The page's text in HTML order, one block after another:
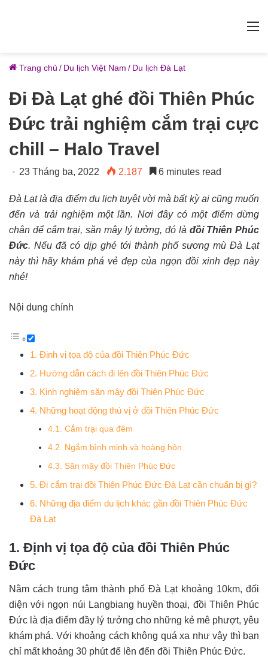
Trang chủ / Du lịch Việt Nam / Du lịch Đà Lạt
Đi Đà Lạt ghé đồi Thiên Phúc
Đức trải nghiệm cắm trại cực
chill – Halo Travel
23 Tháng ba, 2022 2.187 6 minutes read
Đà Lạt là địa điểm du lịch tuyệt vời mà bất kỳ ai cũng muốn
đến và trải nghiệm một lần. Nơi đây có một điểm dừng
chân để cắm trại, săn mây lý tưởng, đó là đồi Thiên Phúc
Đức. Nếu đã có dịp ghé tới thành phố sương mù Đà Lạt
này thì hãy khám phá vẻ đẹp của ngọn đồi xinh đẹp này
nhé!
Nội dung chính
1. Định vị tọa độ của đồi Thiên Phúc Đức
2. Hướng dẫn cách đi lên đồi Thiên Phúc Đức
3. Kinh nghiệm săn mây đồi Thiên Phúc Đức
4. Những hoạt động thú vị ở đồi Thiên Phúc Đức
4.1. Cắm trại qua đêm
4.2. Ngắm bình minh và hoàng hôn
4.3. Săn mây đồi Thiên Phúc Đức
5. Đi cắm trại đồi Thiên Phúc Đức Đà Lạt cần chuẩn bị gì?
6. Những địa điểm du lịch khác gần đồi Thiên Phúc Đức
Đà Lạt
1. Định vị tọa độ của đồi Thiên Phúc
Đức
Nằm cách trung tâm thành phố Đà Lạt khoảng 10km, đối
diện với ngọn núi Langbiang huyền thoại, đồi Thiên Phúc
Đức là địa điểm đầy lý tưởng cho những kẻ mê phượt, yêu
khám phá. Với khoảng cách không quá xa như vậy thì bạn
chỉ mất khoảng 30 phút để lên đến đồi Thiên Phúc Đức.